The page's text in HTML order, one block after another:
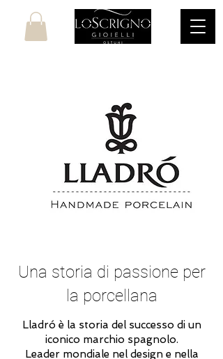
Una storia di passione per
la porcellana
Lladró è la storia del successo di un
iconico marchio spagnolo.
Leader mondiale nel design e nella